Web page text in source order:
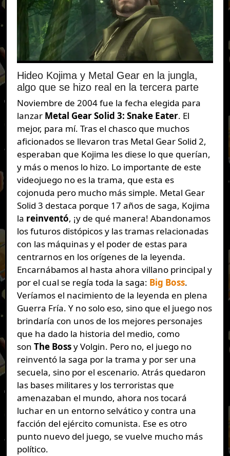
Hideo Kojima y Metal Gear en la jungla,
algo que se hizo real en la tercera parte
Noviembre de 2004 fue la fecha elegida para
lanzar Metal Gear Solid 3: Snake Eater. El
mejor, para mí. Tras el chasco que muchos
aficionados se llevaron tras Metal Gear Solid 2,
esperaban que Kojima les diese lo que querían,
y más o menos lo hizo. Lo importante de este
videojuego no es la trama, que esta es
cojonuda pero mucho más simple. Metal Gear
Solid 3 destaca porque 17 años de saga, Kojima
la reinventó, ¡y de qué manera! Abandonamos
los futuros distópicos y las tramas relacionadas
con las máquinas y el poder de estas para
centrarnos en los orígenes de la leyenda.
Encarnábamos al hasta ahora villano principal y
por el cual se regía toda la saga: Big Boss.
Veríamos el nacimiento de la leyenda en plena
Guerra Fría. Y no solo eso, sino que el juego nos
brindaría con unos de los mejores personajes
que ha dado la historia del medio, como
son The Bossy Volgin. Pero no, el juego no
reinventó la saga por la trama y por ser una
secuela, sino por el escenario. Atrás quedaron
las bases militares y los terroristas que
amenazaban el mundo, ahora nos tocará
luchar en un entorno selvático y contra una
facción del ejército comunista. Ese es otro
punto nuevo del juego, se vuelve mucho más
político.